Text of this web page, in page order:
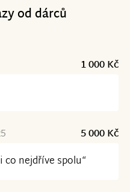
od dárců
1 000 Kč
5 000 Kč
co nejdříve spolu“